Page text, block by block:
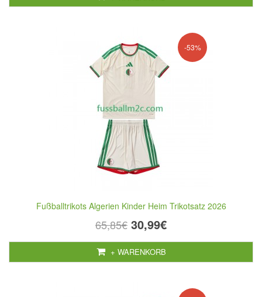
-53%
Fußballtrikots Algerien Kinder Heim Trikotsatz 2026
65,85€ 30,99€
+ WARENKORB